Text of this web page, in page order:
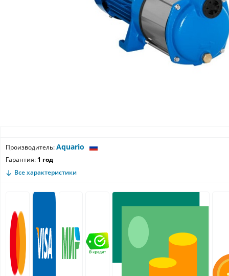
Производитель:Aquario
Гарантия: 1 год
Все характеристики